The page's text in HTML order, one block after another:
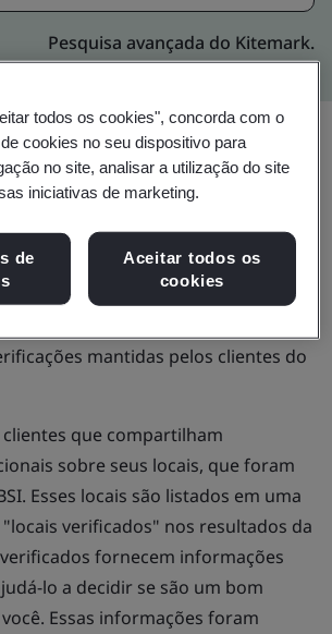
Pesquisa avançada do Kitemark.
pelo BSI
Certificação e Verificação do BSI
emitidos pelo BSI ou
mantidas pelos clientes do
que compartilham
sobre seus locais, que foram
Esses locais são listados em uma
verificados" nos resultados da
fornecem informações
lo a decidir se são um bom
Essas informações foram
todos os cookies", concorda com o
cookies no seu dispositivo para
no site, analisar a utilização do site
iniciativas de marketing.
de
Aceitar todos os
cookies